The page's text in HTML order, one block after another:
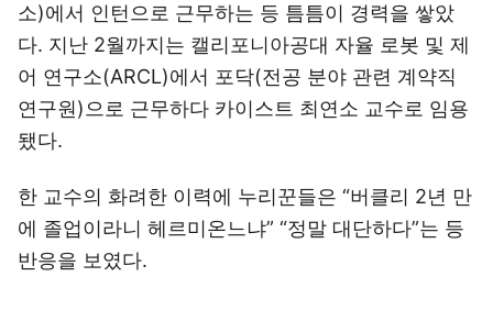
소)에서 인턴으로 근무하는 등 틈틈이 경력을 쌓았
다. 지난 2월까지는 캘리포니아공대 자율 로봇 및 제
어 연구소(ARCL)에서 포닥(전공 분야 관련 계약직
연구원)으로 근무하다 카이스트 최연소 교수로 임용
됐다.
한 교수의 화려한 이력에 누리꾼들은 “버클리 2년 만
에 졸업이라니 헤르미온느냐” “정말 대단하다”는 등
반응을 보였다.